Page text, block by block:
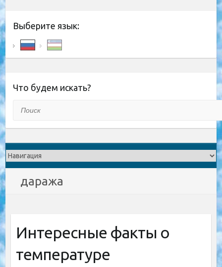
Выберите язык:
Что будем искать?
даража
Интересные факты о
температуре